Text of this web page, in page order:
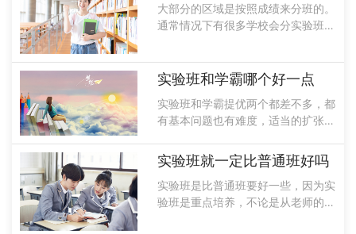
趣，这样才......
大部分的区域是按照成绩来分班的。
通常情况下有很多学校会分实验班和
大学的几率比较高，因此想要进入到
你是否能......
实验班和学霸哪个好一点
实验班和学霸提优两个都差不多，都
有基本问题也有难度，适当的扩张问
霸的难题会比实验班稍微多一些，也
稍微难一点，因此提高实验班会更加
适合学生。提高实验班的优势实验班
品牌的概......
实验班就一定比普通班好吗
实验班是比普通班要好一些，因为实
验班是重点培养，不论是从老师的资